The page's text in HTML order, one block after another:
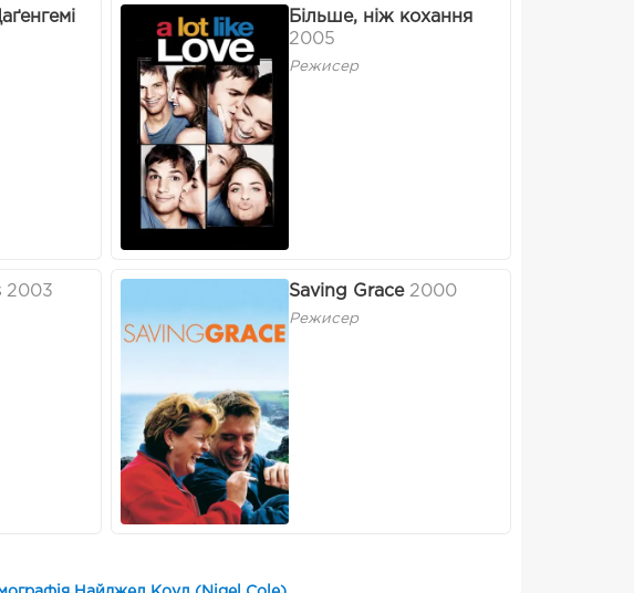
Більше, ніж кохання
2005
Режисер
2003 Saving Grace 2000
Режисер